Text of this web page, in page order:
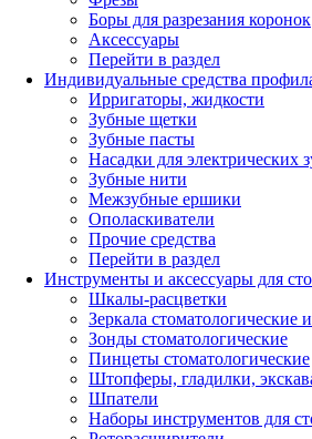
Боры для разрезания коронок
Аксессуары
Перейти в раздел
Индивидуальные средства
Ирригаторы, жидкости
Зубные щетки
Зубные пасты
Насадки для электрических
Зубные нити
Межзубные ершики
Ополаскиватели
Прочие средства
Перейти в раздел
Инструменты и аксессуары для
Шкалы-расцветки
Зеркала стоматологические
Зонды стоматологические
Пинцеты стоматологические
Штопферы, гладилки,
Шпатели
Наборы инструментов для